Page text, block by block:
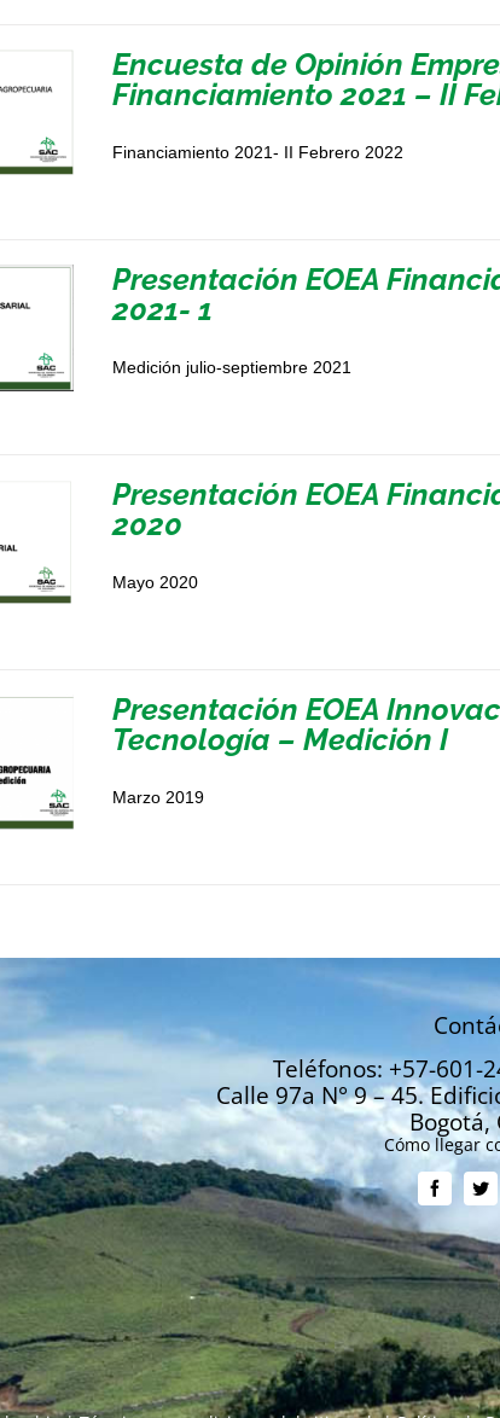
Encuesta de Opinión
Financiamiento 2021 – II
Financiamiento 2021- II Febrero 2022
Presentación EOEA
2021- 1
Medición julio-septiembre 2021
Presentación EOEA
2020
Mayo 2020
Presentación EOEA
Tecnología – Medición I
Marzo 2019
Teléfonos: +57-601-
Calle 97a N° 9 – 45.
Bogotá,
Cómo llegar